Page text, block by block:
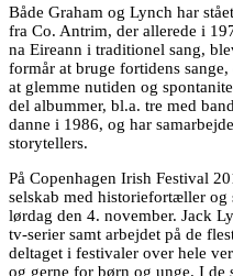
Både Graham og Lynch har
fra Co. Antrim, der allerede i
na Eireann i traditionel sang,
formår at bruge fortidens
at glemme nutiden og
del albummer, bl.a. tre med
danne i 1986, og har
storytellers.
På Copenhagen Irish Festival
selskab med historiefortæller
lørdag den 4. november. Jack
tv-serier samt arbejdet på de
deltaget i festivaler over hele
og gerne for børn og unge. I de